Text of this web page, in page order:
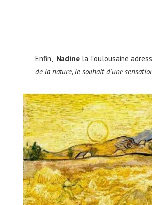
Enfin, Nadine la Toulousaine
de la nature, le souhait d’une